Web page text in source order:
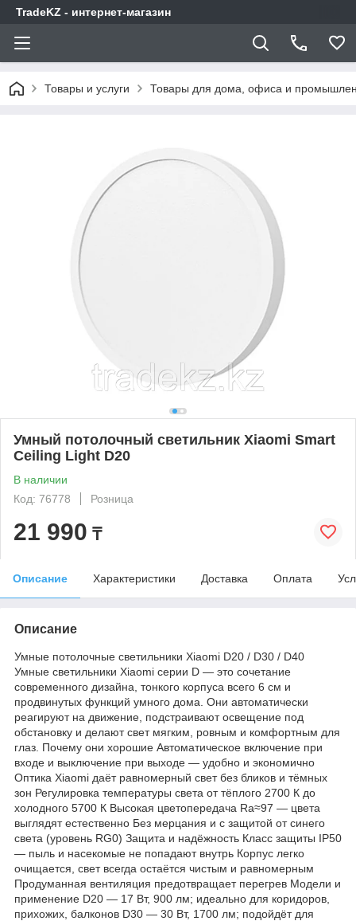
TradeKZ - интернет-магазин
Товары и услуги Товары для дома, офиса и
Умный потолочный светильник Xiaomi Smart
Ceiling Light D20
В наличии
Код: 76778
Розница
21 990 ₸
Описание Характеристики Доставка Оплата
Описание
Умные потолочные светильники Xiaomi D20 / D30 / D40
Умные светильники Xiaomi серии D — это сочетание
современного дизайна, тонкого корпуса всего 6 см и
продвинутых функций умного дома. Они автоматически
реагируют на движение, подстраивают освещение под
обстановку и делают свет мягким, ровным и комфортным для
глаз. Почему они хорошие Автоматическое включение при
входе и выключение при выходе — удобно и экономично
Оптика Xiaomi даёт равномерный свет без бликов и тёмных
зон Регулировка температуры света от тёплого 2700 К до
холодного 5700 К Высокая цветопередача Ra≈97 — цвета
выглядят естественно Без мерцания и с защитой от синего
света (уровень RG0) Защита и надёжность Класс защиты IP50
— пыль и насекомые не попадают внутрь Корпус легко
очищается, свет всегда остаётся чистым и равномерным
Продуманная вентиляция предотвращает перегрев Модели и
применение D20 — 17 Вт, 900 лм; идеально для коридоров,
прихожих, балконов D30 — 30 Вт, 1700 лм; подойдёт для